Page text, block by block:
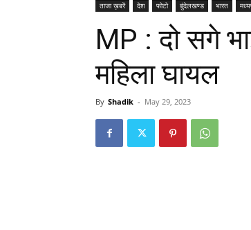
ताजा ख़बरें देश फोटो बुंदेलखण्ड भारत
MP : दो सगे
महिला घायल
By Shadik - May 29, 2023